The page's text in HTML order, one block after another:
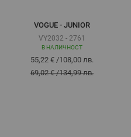
VOGUE - JUNIOR
VY2032 - 2761
В НАЛИЧНОСТ
55,22 € /108,00 лв.
69,02 €/134,99 лв.